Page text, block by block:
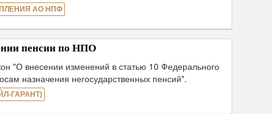
АО НПФ
пенсии по НПО
"О внесении изменений в статью 10 Федерального
назначения негосударственных пенсий".
ГАРАНТ)